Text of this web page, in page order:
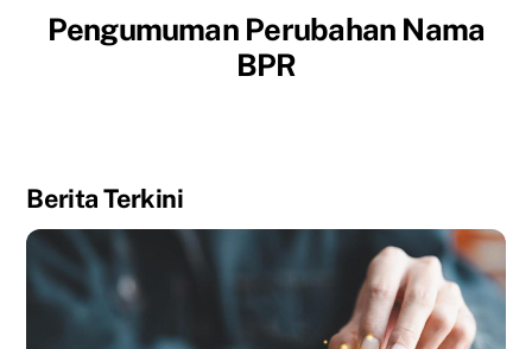
Pengumuman Perubahan Nama
BPR
Berita Terkini